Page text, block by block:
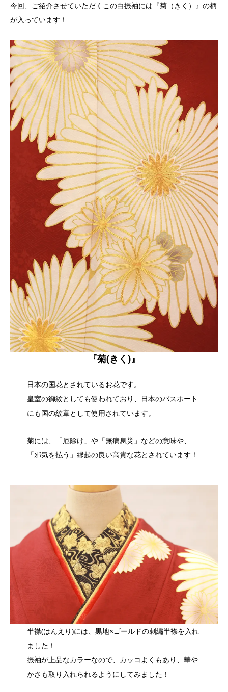
今回、ご紹介させていただくこの白振袖には『菊（きく）』の柄
が入っています！
『菊(きく)』
日本の国花とされているお花です。
皇室の御紋としても使われており、日本のパスポート
にも国の紋章として使用されています。
菊には、「厄除け」や「無病息災」などの意味や、
「邪気を払う」縁起の良い高貴な花とされています！
半襟(はんえり)には、黒地×ゴールドの刺繡半襟を入れ
ました！
振袖が上品なカラーなので、カッコよくもあり、華や
かさも取り入れられるようにしてみました！